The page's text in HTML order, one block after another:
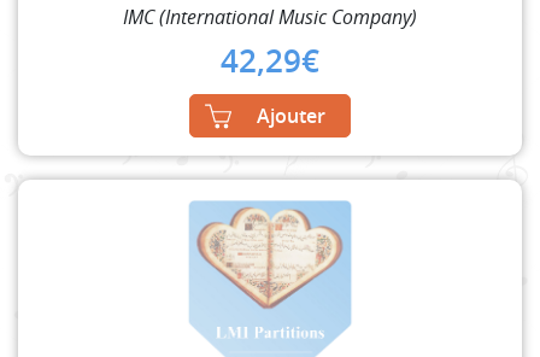
IMC (International Music Company)
42,29€
Ajouter